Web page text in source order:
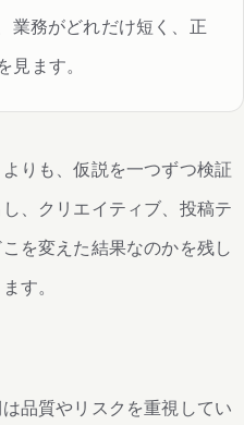
業務がどれだけ短く、正
見ます。
りも、仮説を一つずつ検証
、クリエイティブ、投稿テ
を変えた結果なのかを残し
す。
品質やリスクを重視してい